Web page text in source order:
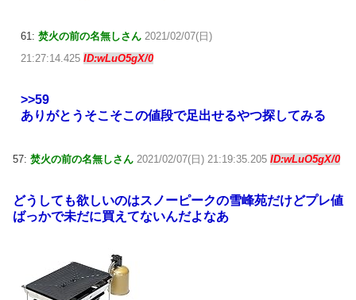
61: 焚火の前の名無しさん 2021/02/07(日)
21:27:14.425 ID:wLuO5gX/0
>>59
ありがとうそこそこの値段で足出せるやつ探してみる
57: 焚火の前の名無しさん 2021/02/07(日) 21:19:35.205 ID:wLuO5gX/0
どうしても欲しいのはスノーピークの雪峰苑だけどプレ値
ばっかで未だに買えてないんだよなあ